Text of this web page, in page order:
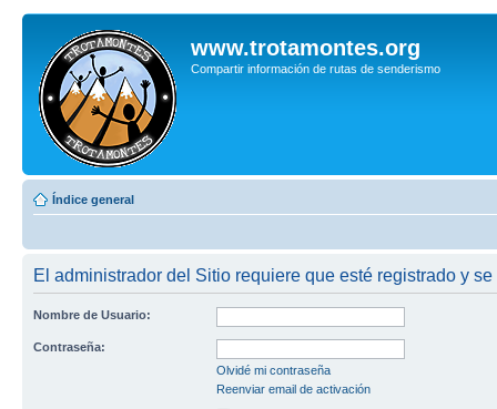
www.trotamontes.org
Compartir información de rutas de senderismo
Índice general
El administrador del Sitio requiere que esté registrado y
Nombre de Usuario:
Contraseña:
Olvidé mi contraseña
Reenviar email de activación